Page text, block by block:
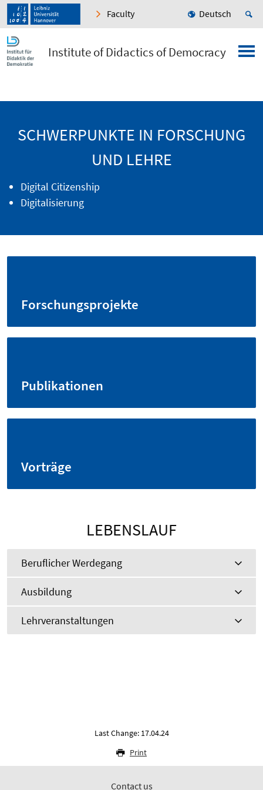
Faculty Deutsch
Institute of Didactics of Democracy
SCHWERPUNKTE IN FORSCHUNG
UND LEHRE
Digital Citizenship
Digitalisierung
Forschungsprojekte
Publikationen
Vorträge
LEBENSLAUF
Beruflicher Werdegang
Ausbildung
Lehrveranstaltungen
Last Change: 17.04.24
Print
Contact us